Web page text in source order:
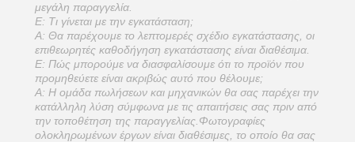
μεγάλη παραγγελία.
Ε: Τι γίνεται με την εγκατάσταση;
Α: Θα παρέχουμε το λεπτομερές σχέδιο εγκατάστασης, οι
επιθεωρητές καθοδήγηση εγκατάστασης είναι διαθέσιμα.
Ε: Πώς μπορούμε να διασφαλίσουμε ότι το προϊόν που
προμηθεύετε είναι ακριβώς αυτό που θέλουμε;
Α: Η ομάδα πωλήσεων και μηχανικών θα σας παρέχει την
κατάλληλη λύση σύμφωνα με τις απαιτήσεις σας πριν από
την τοποθέτηση της παραγγελίας.Φωτογραφίες
ολοκληρωμένων έργων είναι διαθέσιμες, το οποίο θα σας